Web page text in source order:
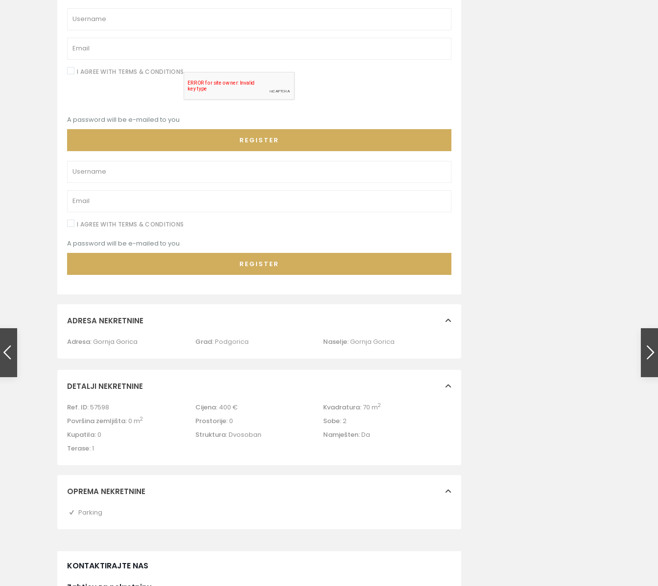
I AGREE WITH TERMS & CONDITIONS
A password will be e-mailed to you
REGISTER
I AGREE WITH TERMS & CONDITIONS
A password will be e-mailed to you
REGISTER
ADRESA NEKRETNINE
Adresa: Gornja Gorica Grad: Podgorica Naselje: Gornja Gorica
DETALJI NEKRETNINE
Ref. ID: 57598 Cijena: 400 € Kvadratura: 70 m2
Površina zemljišta: 0 m2 Prostorije:0 Sobe: 2
Kupatila: 0 Struktura:Dvosoban Namješten: Da
Terase:1
OPREMA NEKRETNINE
Parking
KONTAKTIRAJTE NAS